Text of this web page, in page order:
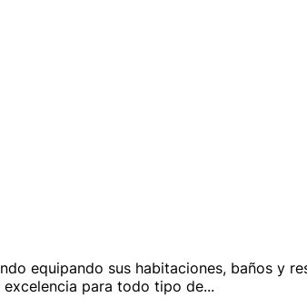
equipando sus habitaciones, baños y
para todo tipo de...